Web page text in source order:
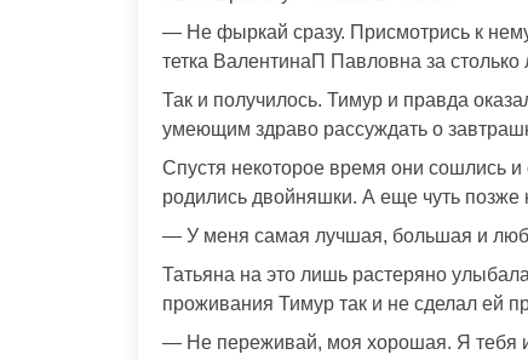
— Не фыркай сразу. Присмотрись к
тетка ВалентинаП Павловна за
Так и получилось. Тимур и правда
умеющим здраво рассуждать о
Спустя некоторое время они сошлись
родились двойняшки. А еще чуть
— У меня самая лучшая, большая и
Татьяна на это лишь растеряно
проживания Тимур так и не сделал ей
— Не переживай, моя хорошая. Я тебя